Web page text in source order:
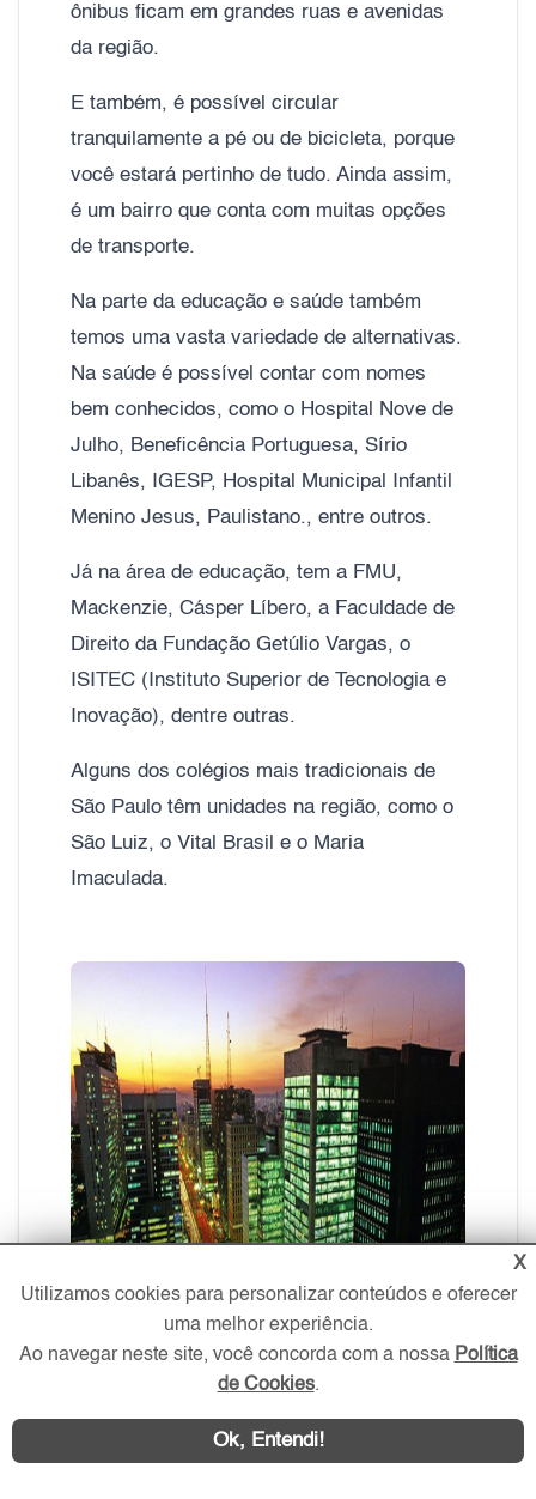
ônibus ficam em grandes ruas e avenidas
da região.
E também, é possível circular
tranquilamente a pé ou de bicicleta, porque
você estará pertinho de tudo. Ainda assim,
é um bairro que conta com muitas opções
de transporte.
Na parte da educação e saúde também
temos uma vasta variedade de alternativas.
Na saúde é possível contar com nomes
bem conhecidos, como o Hospital Nove de
Julho, Beneficência Portuguesa, Sírio
Libanês, IGESP, Hospital Municipal Infantil
Menino Jesus, Paulistano., entre outros.
Já na área de educação, tem a FMU,
Mackenzie, Cásper Líbero, a Faculdade de
Direito da Fundação Getúlio Vargas, o
ISITEC (Instituto Superior de Tecnologia e
Inovação), dentre outras.
Alguns dos colégios mais tradicionais de
São Paulo têm unidades na região, como o
São Luiz, o Vital Brasil e o Maria
Imaculada.
X
Utilizamos cookies para personalizar conteúdos e oferecer
uma melhor experiência.
Ao navegar neste site, você concorda com a nossa Política
de Cookies.
Ok, Entendi!